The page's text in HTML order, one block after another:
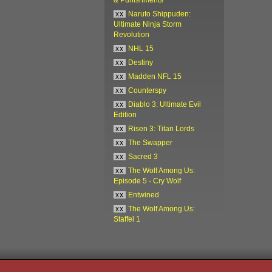
xx
Naruto Shippuden:
Ultimate Ninja Storm
Revolution
xx
NHL 15
xx
Destiny
xx
Madden NFL 15
xx
Counterspy
xx
Diablo 3: Ultimate Evil
Edition
xx
Risen 3: Titan Lords
xx
The Swapper
xx
Sacred 3
xx
The Wolf Among Us:
Episode 5 - Cry Wolf
xx
Entwined
xx
The Wolf Among Us:
Staffel 1